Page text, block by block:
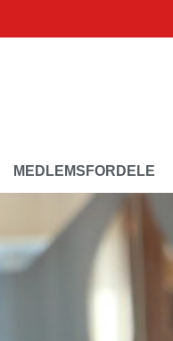
MEDLEMSFORDELE